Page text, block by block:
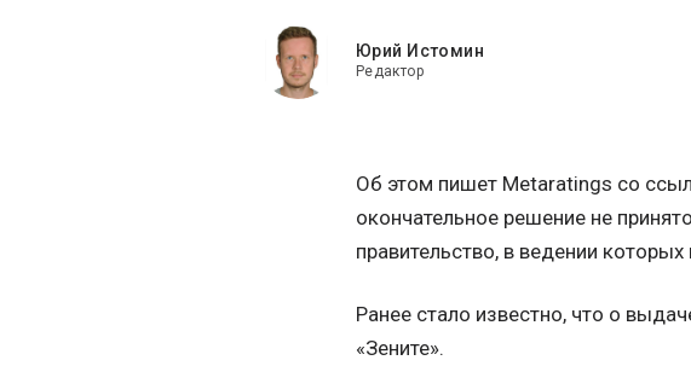
Юрий Истомин
Редактор
Об этом пишет Metaratings со
окончательное решение не
правительство, в ведении которых
Ранее стало известно, что о
«Зените».